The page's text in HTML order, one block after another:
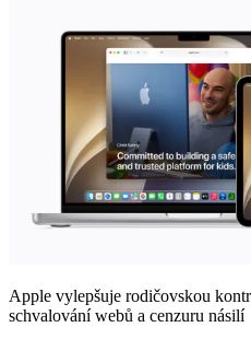
Apple vylepšuje rodičovskou
schvalování webů a cenzuru násilí